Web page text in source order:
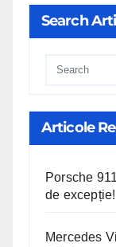
Search
Articole
Porsche
de excepție!
Mercedes